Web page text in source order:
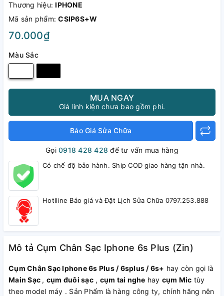
Thương hiệu:IPHONE
Mã sản phẩm:CSIP6S+W
70.000₫
Màu Sắc
MUA NGAY
Giá linh kiện chưa bao gồm phí.
Báo Giá Sửa Chữa
Gọi0918 428 428 để tư vấn mua hàng
Có chế độ bảo hành. Ship COD giao hàng tận nhà.
Hotlline Báo giá và Đặt Lịch Sửa Chữa 0797.253.888
Mô tả Cụm Chân Sạc Iphone 6s Plus (Zin)
Cụm Chân Sạc Iphone 6s Plus / 6splus / 6s+ hay còn gọi là
Main Sạc , cụm đuôi sạc, cụm tai nghe hay cụm Mic tùy
theo model máy . Sản Phẩm là hàng công ty, chính hãng nên